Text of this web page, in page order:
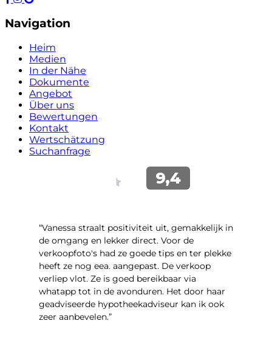
Navigation
Heim
Medien
In der Nähe
Dokumente
Angebot
Über uns
Bewertungen
Kontakt
Wertschätzung
Suchanfrage
“Vanessa straalt positiviteit uit, gemakkelijk in
de omgang en lekker direct. Voor de
verkoopfoto's had ze goede tips en ter plekke
heeft ze nog eea. aangepast. De verkoop
verliep vlot. Ze is goed bereikbaar via
whatapp tot in de avonduren. Het door haar
geadviseerde hypotheekadviseur kan ik ook
zeer aanbevelen.”